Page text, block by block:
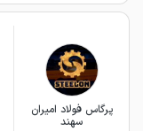
پرگاس فولاد امیران
سهند